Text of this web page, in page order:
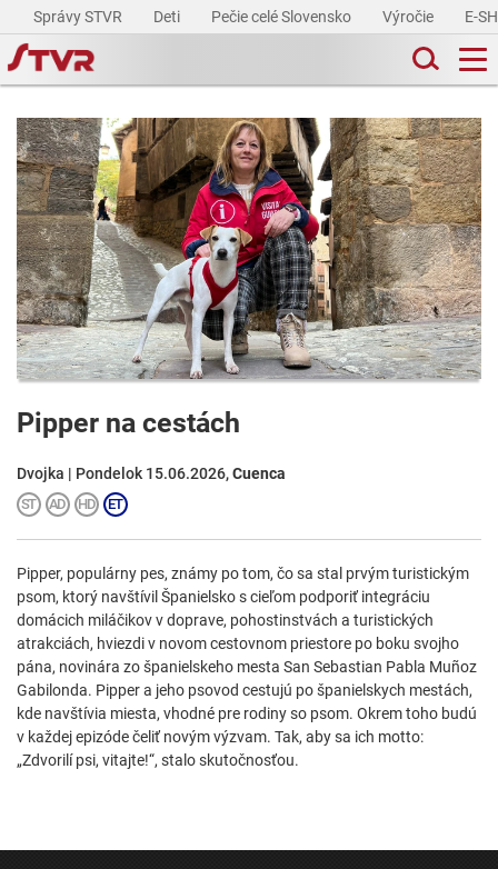
Správy STVR Deti Pečie celé Slovensko Výročie E-
Pipper na cestách
Dvojka | Pondelok 15.06.2026,Cuenca
Pipper, populárny pes, známy po tom, čo sa stal prvým turistickým
psom, ktorý navštívil Španielsko s cieľom podporiť integráciu
domácich miláčikov v doprave, pohostinstvách a turistických
atrakciách, hviezdi v novom cestovnom priestore po boku svojho
pána, novinára zo španielskeho mesta San Sebastian Pabla Muñoz
Gabilonda. Pipper a jeho psovod cestujú po španielskych mestách,
kde navštívia miesta, vhodné pre rodiny so psom. Okrem toho budú
v každej epizóde čeliť novým výzvam. Tak, aby sa ich motto:
„Zdvorilí psi, vitajte!“, stalo skutočnosťou.